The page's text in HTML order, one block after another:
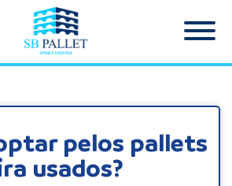
pelos pallets
usados?